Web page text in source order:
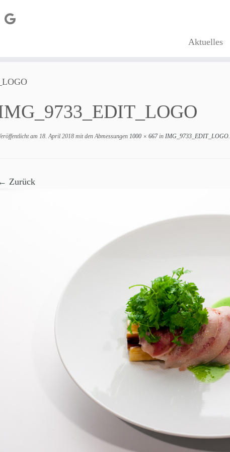
Aktuelles
am 18. April 2018 mit den Abmessungen 1000 × 667in IMG_9733_EDIT_LOGO.
Zurück